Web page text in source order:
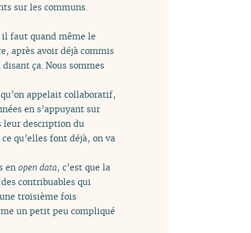
sur les communs.
il faut quand même le
après avoir déjà commis
ça. Nous sommes
appelait collaboratif,
en s’appuyant sur
leur description du
qu’elles font déjà, on va
en open data, c’est que la
contribuables qui
troisième fois
un petit peu compliqué